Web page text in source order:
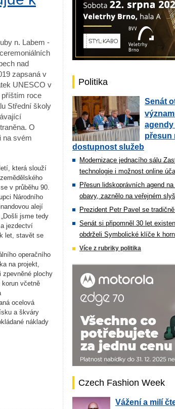
n. Labem -
nad
zapsaná v
UNESCO v
příštím roce
Střední školy
O
na svém
která slouží
v průběhu 90.
Národního
alejí
jsme tedy
jezdectví
let, stavět se
operačního
na projekt,
zpevněné plochy
včetně
ocelová
a škváry
náklady
Politika
Senát
agendy
přesun
dostupnost služeb
Modernizace jednacího sálu
technologie i možnost online
Přesun lidskoprávních agend
obavy, zaznělo na veřejném
Prezident Petr Pavel se
Senát si připomněl 30 let
obdrželi Symbolické klíče k
Více z rubriky politika
Czech Fashion Week
Vážení a milí